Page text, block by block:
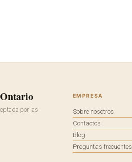
por las
EMPRESA
Sobre nosotros
Contactos
Blog
Preguntas frecuentes